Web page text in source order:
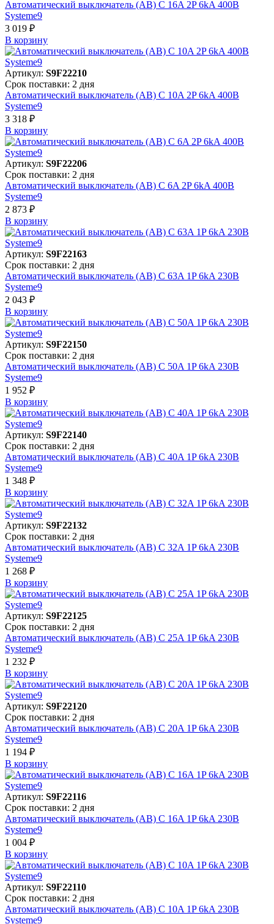
Автоматический выключатель (АВ) C 16A 2P 6kA 400В
Systeme9
3 019 ₽
В корзинy
Артикул: S9F22210
Срок поставки: 2 дня
Автоматический выключатель (АВ) C 10A 2P 6kA 400В
Systeme9
3 318 ₽
В корзинy
Артикул: S9F22206
Срок поставки: 2 дня
Автоматический выключатель (АВ) C 6A 2P 6kA 400В
Systeme9
2 873 ₽
В корзинy
Артикул: S9F22163
Срок поставки: 2 дня
Автоматический выключатель (АВ) C 63A 1P 6kA 230В
Systeme9
2 043 ₽
В корзинy
Артикул: S9F22150
Срок поставки: 2 дня
Автоматический выключатель (АВ) C 50A 1P 6kA 230В
Systeme9
1 952 ₽
В корзинy
Артикул: S9F22140
Срок поставки: 2 дня
Автоматический выключатель (АВ) C 40A 1P 6kA 230В
Systeme9
1 348 ₽
В корзинy
Артикул: S9F22132
Срок поставки: 2 дня
Автоматический выключатель (АВ) C 32A 1P 6kA 230В
Systeme9
1 268 ₽
В корзинy
Артикул: S9F22125
Срок поставки: 2 дня
Автоматический выключатель (АВ) C 25A 1P 6kA 230В
Systeme9
1 232 ₽
В корзинy
Артикул: S9F22120
Срок поставки: 2 дня
Автоматический выключатель (АВ) C 20A 1P 6kA 230В
Systeme9
1 194 ₽
В корзинy
Артикул: S9F22116
Срок поставки: 2 дня
Автоматический выключатель (АВ) C 16A 1P 6kA 230В
Systeme9
1 004 ₽
В корзинy
Артикул: S9F22110
Срок поставки: 2 дня
Автоматический выключатель (АВ) C 10A 1P 6kA 230В
Systeme9